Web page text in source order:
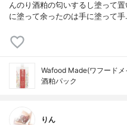
んのり酒粕の匂いするし塗って
に塗って余ったのは手に塗って
Wafood Made(ワフードメ
酒粕パック
りん